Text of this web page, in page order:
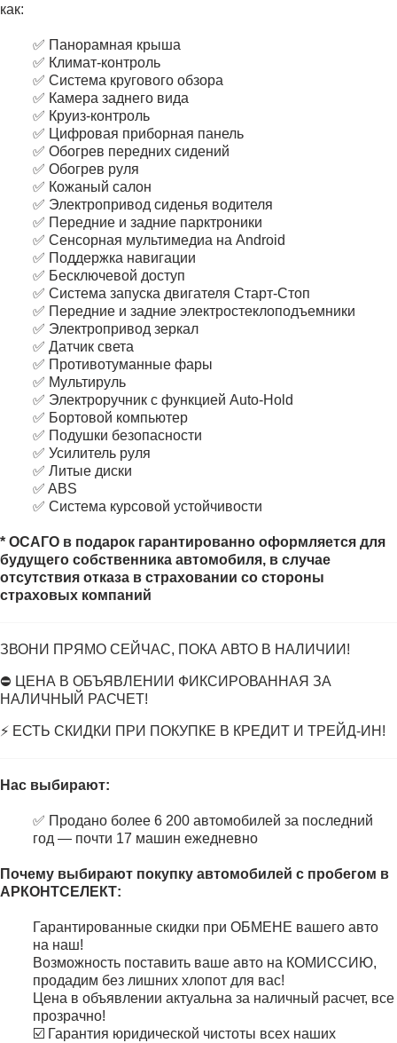
как:
✅ Панорамная крыша
✅ Климат-контроль
✅ Система кругового обзора
✅ Камера заднего вида
✅ Круиз-контроль
✅ Цифровая приборная панель
✅ Обогрев передних сидений
✅ Обогрев руля
✅ Кожаный салон
✅ Электропривод сиденья водителя
✅ Передние и задние парктроники
✅ Сенсорная мультимедиа на Android
✅ Поддержка навигации
✅ Бесключевой доступ
✅ Система запуска двигателя Старт-Стоп
✅ Передние и задние электростеклоподъемники
✅ Электропривод зеркал
✅ Датчик света
✅ Противотуманные фары
✅ Мультируль
✅ Электроручник с функцией Auto-Hold
✅ Бортовой компьютер
✅ Подушки безопасности
✅ Усилитель руля
✅ Литые диски
✅ ABS
✅ Система курсовой устойчивости
* ОСАГО в подарок гарантированно оформляется для
будущего собственника автомобиля, в случае
отсутствия отказа в страховании со стороны
страховых компаний
ЗВОНИ ПРЯМО СЕЙЧАС, ПОКА АВТО В НАЛИЧИИ!
⛔ ЦЕНА В ОБЪЯВЛЕНИИ ФИКСИРОВАННАЯ ЗА
НАЛИЧНЫЙ РАСЧЕТ!
⚡ ЕСТЬ СКИДКИ ПРИ ПОКУПКЕ В КРЕДИТ И ТРЕЙД-ИН!
Нас выбирают:
✅ Продано более 6 200 автомобилей за последний
год — почти 17 машин ежедневно
Почему выбирают покупку автомобилей с пробегом в
АРКОНТСЕЛЕКТ:
Гарантированные скидки при ОБМЕНЕ вашего авто
на наш!
Возможность поставить ваше авто на КОМИССИЮ,
продадим без лишних хлопот для вас!
Цена в объявлении актуальна за наличный расчет, все
прозрачно!
☑️ Гарантия юридической чистоты всех наших